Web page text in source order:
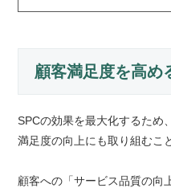
顧客満足度を高め
SPCの効果を最大化するため
満足度の向上にも取り組むこ
顧客への「サービス品質の向